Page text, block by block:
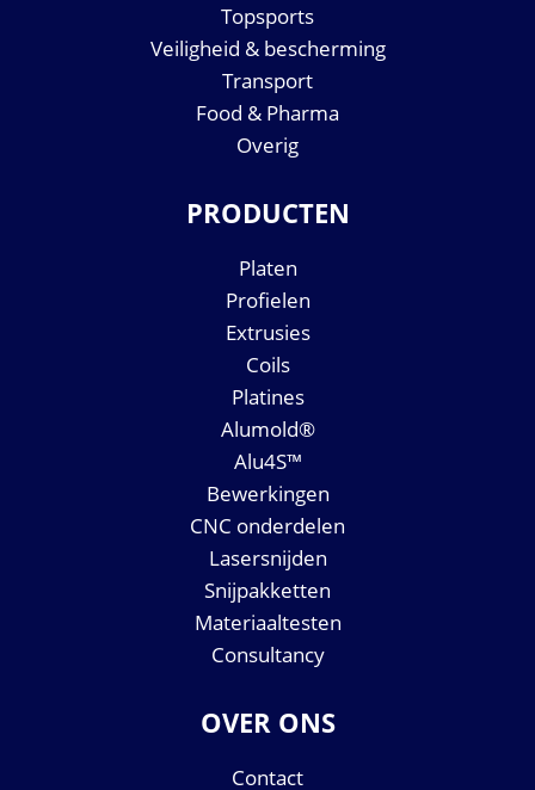
Topsports
Veiligheid & bescherming
Transport
Food & Pharma
Overig
PRODUCTEN
Platen
Profielen
Extrusies
Coils
Platines
Alumold®
Alu4S™
Bewerkingen
CNC onderdelen
Lasersnijden
Snijpakketten
Materiaaltesten
Consultancy
OVER ONS
Contact